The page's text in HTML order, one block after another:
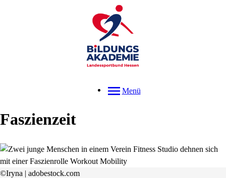
Menü
Faszienzeit
©Iryna | adobestock.com